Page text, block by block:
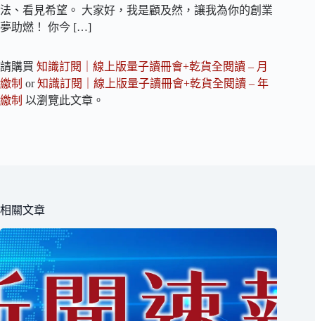
法、看見希望。 大家好，我是顧及然，讓我為你的創業
夢助燃！ 你今 […]
請購買 知識訂閱｜線上版量子讀冊會+乾貨全閱讀 – 月
繳制 or知識訂閱｜線上版量子讀冊會+乾貨全閱讀 – 年
繳制 以瀏覽此文章。
相關文章